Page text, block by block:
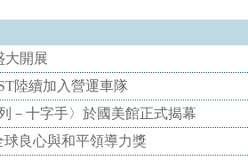
大開展
陸續加入營運車隊
－十字手〉於國美館正式揭幕
良心與和平領導力獎